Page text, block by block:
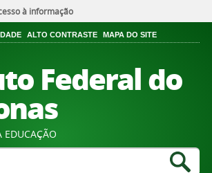
à informação
ALTO CONTRASTE MAPA DO SITE
Federal do
EDUCAÇÃO